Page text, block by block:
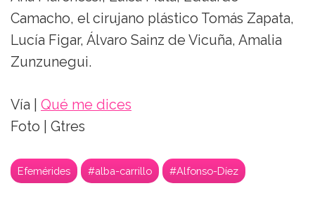
Camacho, el cirujano plástico Tomás Zapata,
Lucía Figar, Álvaro Sainz de Vicuña, Amalia
Zunzunegui.
Vía | Qué me dices
Foto | Gtres
Efemérides #alba-carrillo #Alfonso-Díez